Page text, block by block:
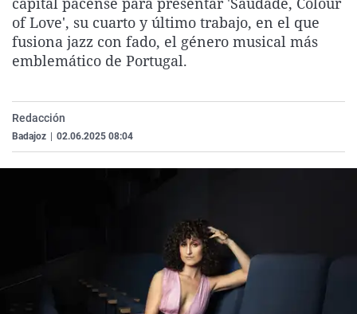
La rosa de los vientos
Gente viajera
Caso
Retornados
Extremadura
Galicia
Virales
Televisión
of Love', su cuarto y último trabajo, en el que
fusiona jazz con fado, el género musical más
emblemático de Portugal.
Redacción
Badajoz 02.06.2025 08:04